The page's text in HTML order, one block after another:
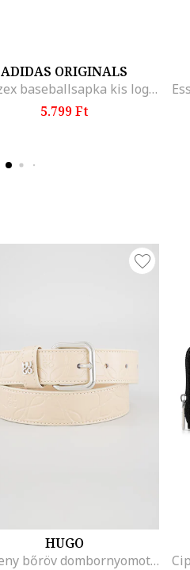
ADIDAS ORIGINALS
Uniszex baseballsapka kis logós részlettel, Fekete/Sötétszürke
5.799 Ft
HUGO
Keskeny bőröv dombornyomott logóval, Bézs